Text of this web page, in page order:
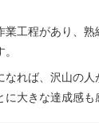
業工程があり、
なれば、沢山の
大きな達成感も